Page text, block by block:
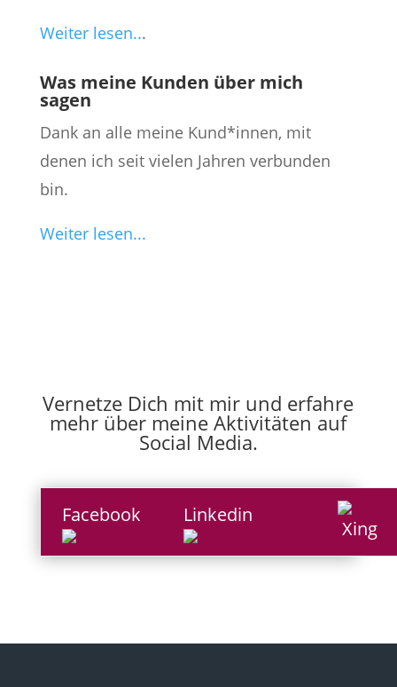
Weiter lesen...
Was meine Kunden über mich
sagen
Dank an alle meine Kund*innen, mit
denen ich seit vielen Jahren verbunden
bin.
Weiter lesen...
Vernetze Dich mit mir und erfahre
mehr über meine Aktivitäten auf
Social Media.
Facebook Linkedin
Xing